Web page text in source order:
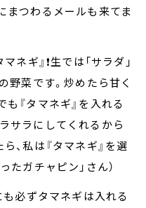
まつわるメールも来てま
ネギ』❗️生では「サラダ」
野菜です。炒めたら甘く
『タマネギ』を入れる
サラにしてくれるから
、私は『タマネギ』を選
たガチャピン」さん）
も必ずタマネギは入れる